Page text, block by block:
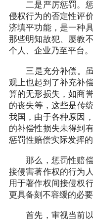
二是严厉惩罚。惩
侵权行为的否定性评
济填平功能，是一种
那些明知故犯、屡教
个人、企业乃至平台。
三是充分补偿。虽
观上也起到了补充补
算的无形损失，如商
的丧失等，这些是传
我国，由于各种原因
的补偿性损失未得到
惩罚性赔偿实际发挥
那么，惩罚性赔偿
接侵害著作权的行为
用于著作权间接侵权
更具备刻不容缓的必要
首先，审视当前以